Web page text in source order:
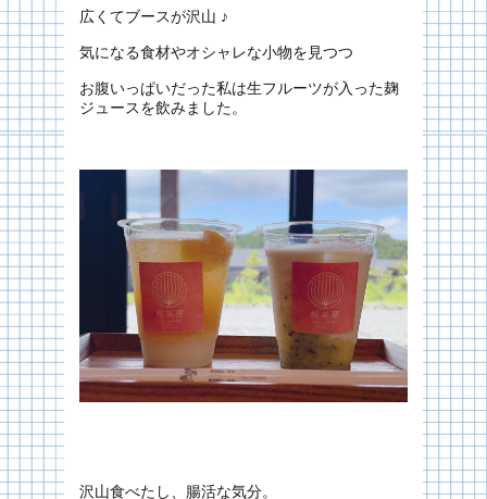
広くてブースが沢山 ♪
気になる食材やオシャレな小物を見つつ
お腹いっぱいだった私は生フルーツが入った麹
ジュースを飲みました。
沢山食べたし、腸活な気分。